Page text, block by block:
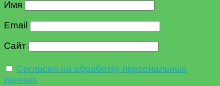
Имя
Email
Сайт
Согласен на обработку персональных
данных